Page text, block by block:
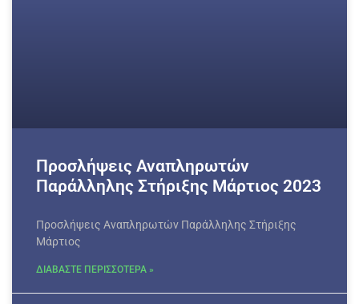
Προσλήψεις Αναπληρωτών
Παράλληλης Στήριξης Μάρτιος 2023
Προσλήψεις Αναπληρωτών Παράλληλης Στήριξης
Μάρτιος
ΔΙΑΒΑΣΤΕ ΠΕΡΙΣΣΟΤΕΡΑ »